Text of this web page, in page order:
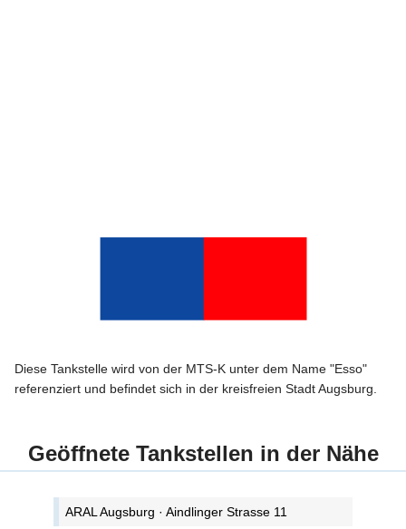
Diese Tankstelle wird von der MTS-K unter dem Name "Esso"
referenziert und befindet sich in der kreisfreien Stadt Augsburg.
Geöffnete Tankstellen in der Nähe
ARAL Augsburg · Aindlinger Strasse 11